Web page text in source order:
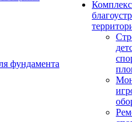
фундамента